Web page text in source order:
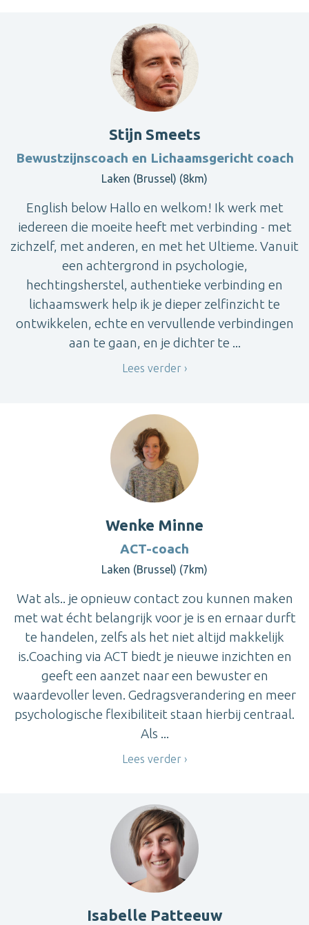
Stijn Smeets
Bewustzijnscoach en Lichaamsgericht coach
Laken (Brussel) (8km)
English below Hallo en welkom! Ik werk met
iedereen die moeite heeft met verbinding - met
zichzelf, met anderen, en met het Ultieme. Vanuit
een achtergrond in psychologie,
hechtingsherstel, authentieke verbinding en
lichaamswerk help ik je dieper zelfinzicht te
ontwikkelen, echte en vervullende verbindingen
aan te gaan, en je dichter te ...
Lees verder
Wenke Minne
ACT-coach
Laken (Brussel) (7km)
Wat als.. je opnieuw contact zou kunnen maken
met wat écht belangrijk voor je is en ernaar durft
te handelen, zelfs als het niet altijd makkelijk
is.Coaching via ACT biedt je nieuwe inzichten en
geeft een aanzet naar een bewuster en
waardevoller leven. Gedragsverandering en meer
psychologische flexibiliteit staan hierbij centraal.
Als ...
Lees verder
Isabelle Patteeuw